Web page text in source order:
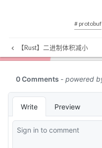
# protobuf
【Rust】二进制体积减小